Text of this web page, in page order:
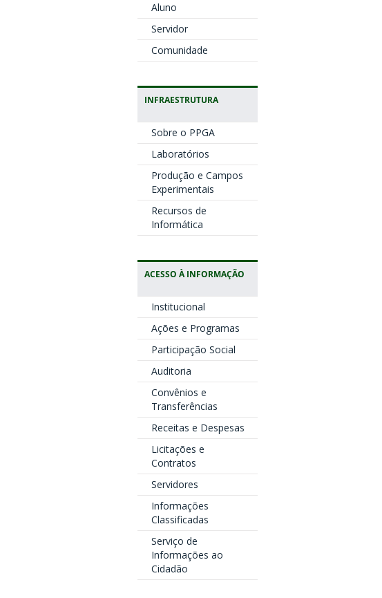
Aluno
Servidor
Comunidade
INFRAESTRUTURA
Sobre o PPGA
Laboratórios
Produção e Campos
Experimentais
Recursos de
Informática
ACESSO À INFORMAÇÃO
Institucional
Ações e Programas
Participação Social
Auditoria
Convênios e
Transferências
Receitas e Despesas
Licitações e
Contratos
Servidores
Informações
Classificadas
Serviço de
Informações ao
Cidadão